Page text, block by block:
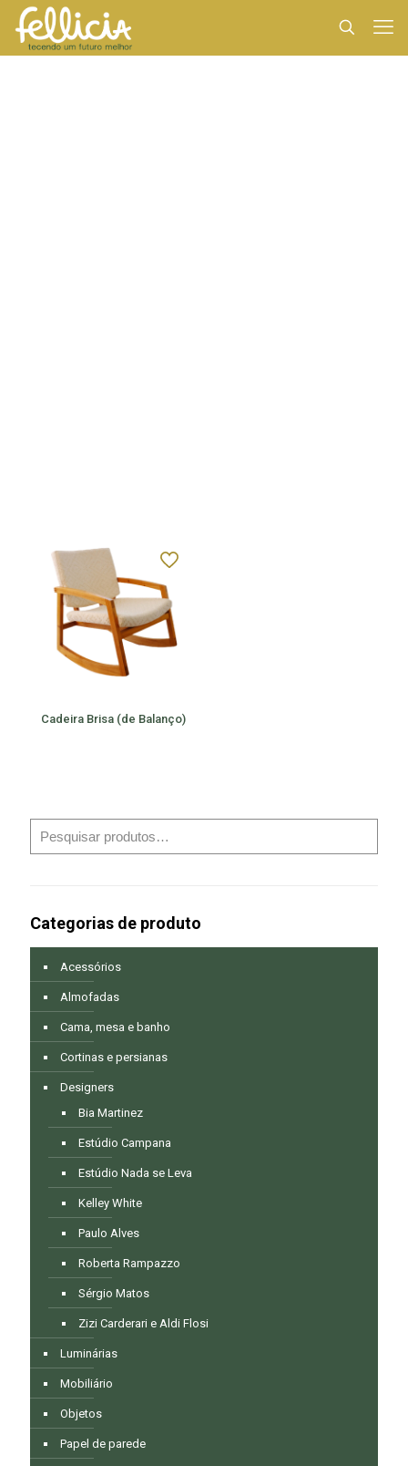
Cadeira Brisa (de Balanço)
Categorias de produto
Acessórios
Almofadas
Cama, mesa e banho
Cortinas e persianas
Designers
Bia Martinez
Estúdio Campana
Estúdio Nada se Leva
Kelley White
Paulo Alves
Roberta Rampazzo
Sérgio Matos
Zizi Carderari e Aldi Flosi
Luminárias
Mobiliário
Objetos
Papel de parede